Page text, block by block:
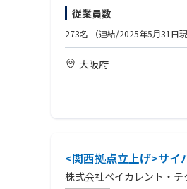
→実行支援＋AI化で、自身が
・「純粋にクライアントに向
→営業とコンサル機能を分離
→待遇を維持/向上させつつ、
【求める人物像】
・今よりもう一段スキルアップ
・事業やクライアントの業界に
・知的好奇心・知的タフネス
従業員数
273名 （連結/2025年5月31日現
大阪府
<関西拠点立上げ>サイ
株式会社ベイカレント・テ